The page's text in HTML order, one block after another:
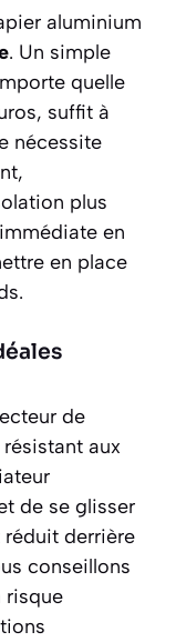
aluminium
. Un simple
quelle
suffit à
nécessite
plus
en
en place
de
aux
de se glisser
réduit derrière
conseillons
risque